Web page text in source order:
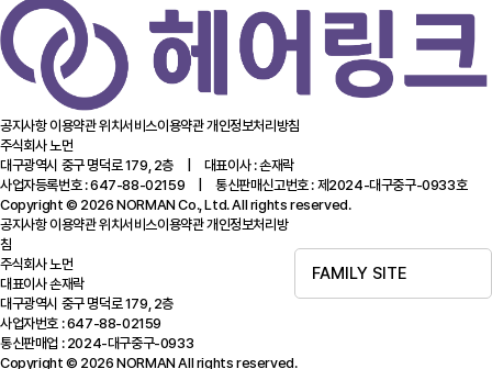
공지사항이용약관위치서비스이용약관개인정보처리방침
주식회사 노먼
대구광역시 중구 명덕로 179, 2층 | 대표이사 : 손재락
사업자등록번호 : 647-88-02159 | 통신판매신고번호 : 제2024-대구중구-0933호
Copyright © 2026 NORMAN Co., Ltd. All rights reserved.
FAMILY SITE
공지사항이용약관위치서비스이용약관개인정보처리방
침
주식회사 노먼
대표이사 손재락
대구광역시 중구 명덕로 179, 2층
사업자번호 : 647-88-02159
통신판매업 : 2024-대구중구-0933
Copyright © 2026 NORMAN All rights reserved.